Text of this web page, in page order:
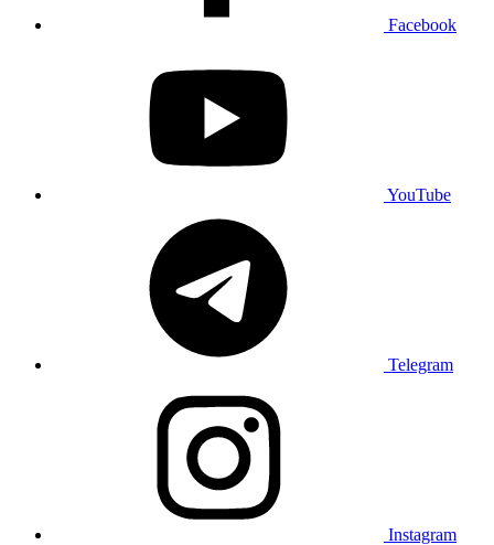
Facebook
YouTube
Telegram
Instagram